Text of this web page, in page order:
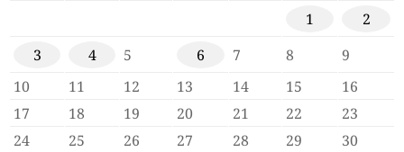
1
2
3
4 5 6 7 8
9
10
11 12 13 14 15
16
17
18 19 20 21 22
23
24
25 26 27 28 29
30